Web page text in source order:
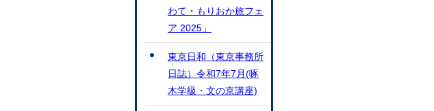
わて・もりおか旅フェ
ア 2025」
東京日和（東京事務所
日誌）令和7年7月(啄
木学級・文の京講座)